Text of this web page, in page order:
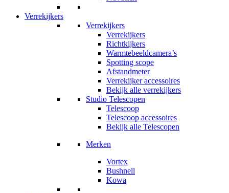
Verrekijkers
Verrekijkers
Verrekijkers
Richtkijkers
Warmtebeeldcamera’s
Spotting scope
Afstandmeter
Verrekijker accessoires
Bekijk alle verrekijkers
Studio Telescopen
Telescoop
Telescoop accessoires
Bekijk alle Telescopen
Merken
Vortex
Bushnell
Kowa